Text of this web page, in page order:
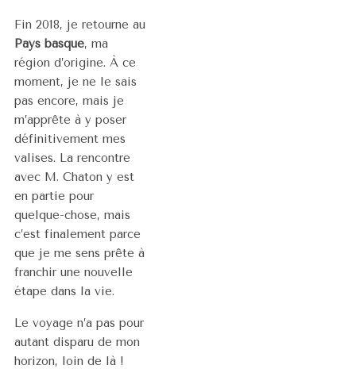
Fin 2018, je retourne au
Pays basque, ma
région d’origine. À ce
moment, je ne le sais
pas encore, mais je
m’apprête à y poser
définitivement mes
valises. La rencontre
avec M. Chaton y est
en partie pour
quelque-chose, mais
c’est finalement parce
que je me sens prête à
franchir une nouvelle
étape dans la vie.
Le voyage n’a pas pour
autant disparu de mon
horizon, loin de là !